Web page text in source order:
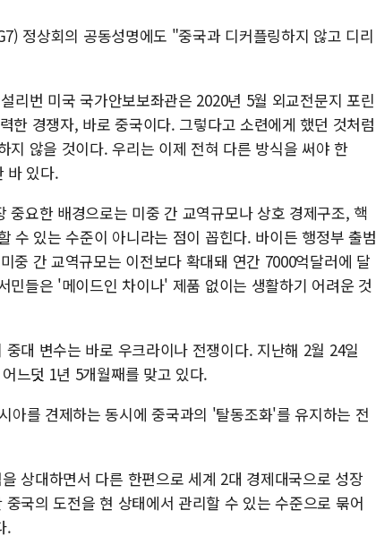
정상회의 공동성명에도 "중국과 디커플링하지 않고 디리
리번 미국 국가안보보좌관은 2020년 5월 외교전문지 포린
한 경쟁자, 바로 중국이다. 그렇다고 소련에게 했던 것처럼
지 않을 것이다. 우리는 이제 전혀 다른 방식을 써야 한
바 있다.
요한 배경으로는 미중 간 교역규모나 상호 경제구조, 핵
수 있는 수준이 아니라는 점이 꼽힌다. 바이든 행정부 출범
중 간 교역규모는 이전보다 확대돼 연간 7000억달러에 달
민들은 '메이드인 차이나' 제품 없이는 생활하기 어려운 것
대 변수는 바로 우크라이나 전쟁이다. 지난해 2월 24일
느덧 1년 5개월째를 맞고 있다.
아를 견제하는 동시에 중국과의 '탈동조화'를 유지하는 전
상대하면서 다른 한편으로 세계 2대 경제대국으로 성장
국의 도전을 현 상태에서 관리할 수 있는 수준으로 묶어
.